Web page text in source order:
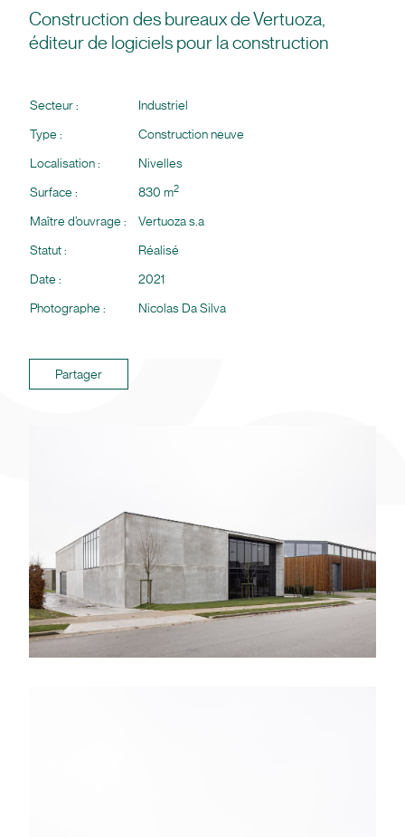
Construction des bureaux de Vertuoza,
éditeur de logiciels pour la construction
Secteur :
Industriel
Type :
Construction neuve
Localisation :
Nivelles
Surface :
830 m2
Maître d’ouvrage :
Vertuoza s.a
Statut :
Réalisé
Date :
2021
Photographe :
Nicolas Da Silva
Partager